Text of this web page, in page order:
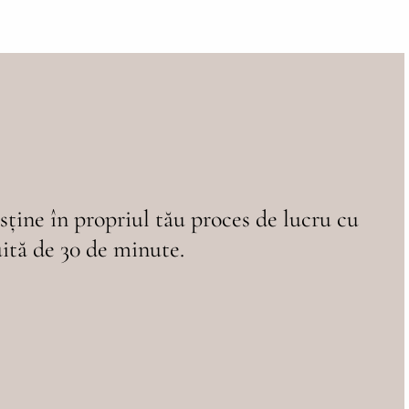
în propriul tău proces de lucru cu
de 30 de minute.